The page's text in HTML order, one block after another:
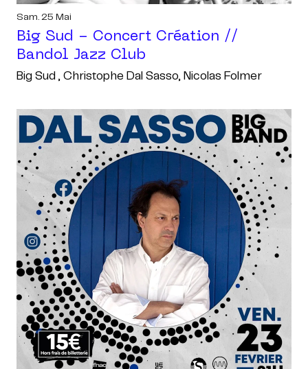
Sam. 25 Mai
Big Sud - Concert Création //
Bandol Jazz Club
Big Sud , Christophe Dal Sasso, Nicolas Folmer